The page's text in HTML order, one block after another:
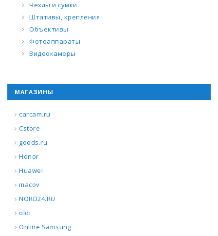
Чехлы и сумки
Штативы, крепления
Объективы
Фотоаппараты
Видеокамеры
МАГАЗИНЫ
carcam.ru
Cstore
goods.ru
Honor
Huawei
macov
NORD24.RU
oldi
Online Samsung